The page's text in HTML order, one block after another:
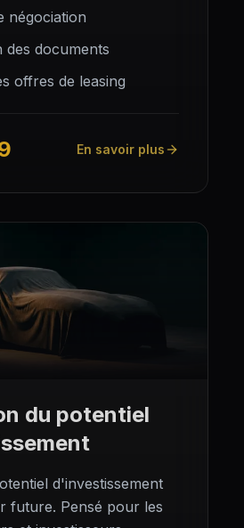
négociation
des documents
offres de leasing
En savoir plus
du potentiel
d'investissement
future. Pensé pour les